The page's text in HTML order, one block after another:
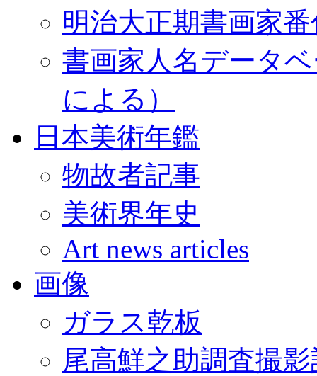
明治大正期書画家
書画家人名データ
による）
日本美術年鑑
物故者記事
美術界年史
Art news articles
画像
ガラス乾板
尾高鮮之助調査撮